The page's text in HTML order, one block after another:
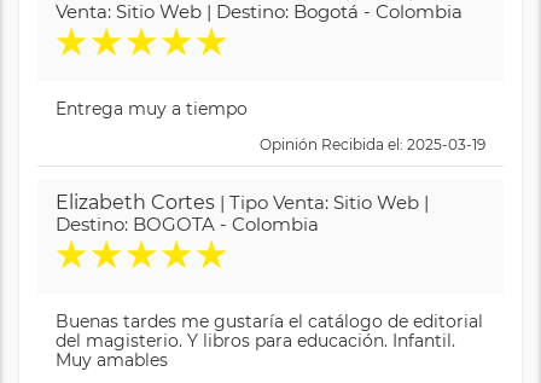
Venta: Sitio Web | Destino: Bogotá - Colombia
★★★★★
Entrega muy a tiempo
Opinión Recibida el: 2025-03-19
Elizabeth Cortes | Tipo Venta: Sitio Web |
Destino: BOGOTA - Colombia
★★★★★
Buenas tardes me gustaría el catálogo de editorial
del magisterio. Y libros para educación. Infantil.
Muy amables